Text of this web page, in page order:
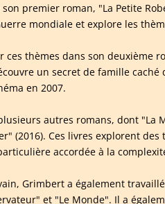
premier roman, "La Petite
mondiale et explore les
thèmes dans son deuxième
un secret de famille
en 2007.
autres romans, dont "La
(2016). Ces livres explorent
accordée à la
Grimbert a également
et "Le Monde". Il a